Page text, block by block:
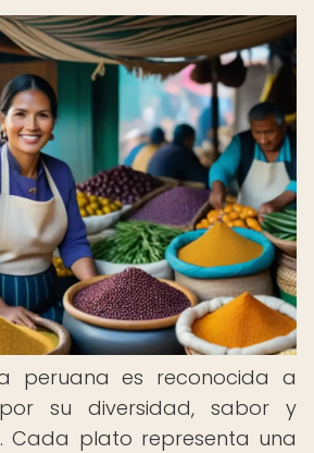
peruana es reconocida a
su diversidad, sabor y
Cada plato representa una